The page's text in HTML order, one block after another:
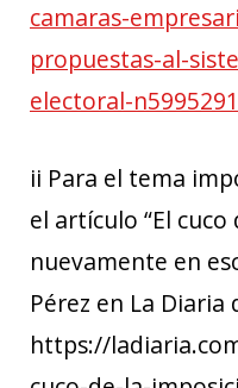
camaras-
propuestas-al-
electoral-n5995291
ii Para el tema
el artículo “El
nuevamente en
Pérez en La Diaria
https://